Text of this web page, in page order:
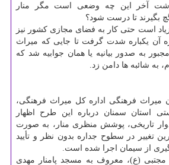
آخر این چه وضعی است مگر منار
بگیرند تا درست شود؟
است حتی کار به فضای مجازی کشور نیز
آن یکباره شدت گرفت تا جایی که میراث
به صدور بیانیه یا همان جوابیه شد که
به شائبه ها دامن زد.
میراث فرهنگی اداره کل میراث فرهنگی،
استان سمنان درباره این طرح اظهار
تاریخی، پوشش منظری منار، به صورت
تغییر در سطوح جداره بدون نظر و تأیید
از سیمان اجرا شده است.
(ع)، معروف به مسجد پامنار مهدی